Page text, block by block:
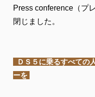
Press conference（プ
閉じました。
ＤＳ５に乗るすべての
ーを